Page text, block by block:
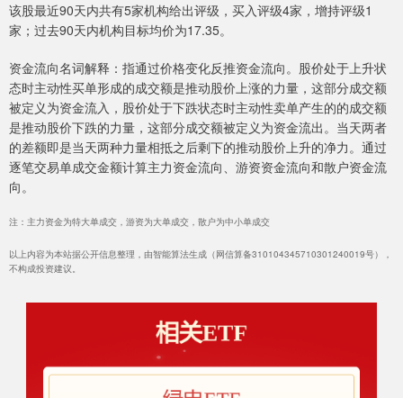
该股最近90天内共有5家机构给出评级，买入评级4家，增持评级1
家；过去90天内机构目标均价为17.35。
资金流向名词解释：指通过价格变化反推资金流向。股价处于上升状
态时主动性买单形成的成交额是推动股价上涨的力量，这部分成交额
被定义为资金流入，股价处于下跌状态时主动性卖单产生的的成交额
是推动股价下跌的力量，这部分成交额被定义为资金流出。当天两者
的差额即是当天两种力量相抵之后剩下的推动股价上升的净力。通过
逐笔交易单成交金额计算主力资金流向、游资资金流向和散户资金流
向。
注：主力资金为特大单成交，游资为大单成交，散户为中小单成交
以上内容为本站据公开信息整理，由智能算法生成（网信算备310104345710301240019号），
不构成投资建议。